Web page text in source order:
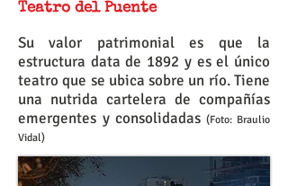
Teatro del Puente
Su valor patrimonial es que la
estructura data de 1892 y es el único
teatro que se ubica sobre un río. Tiene
una nutrida cartelera de compañías
emergentes y consolidadas (Foto: Braulio
Vidal)